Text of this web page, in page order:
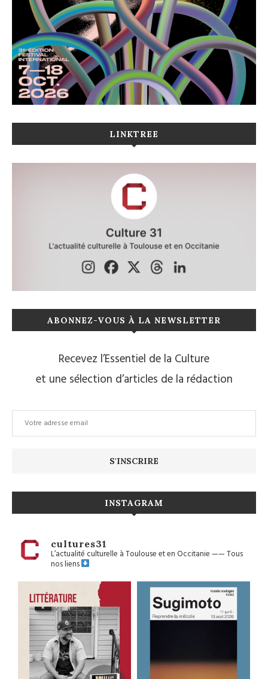
LINKTREE
ABONNEZ-VOUS À LA NEWSLETTER
Recevez l’Essentiel de la Culture
et une sélection d’articles de la rédaction
INSTAGRAM
cultures31
L’actualité culturelle à Toulouse et en Occitanie——Tous
nos liens